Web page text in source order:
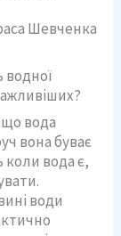
Шевченка
вода
вона буває
коли вода є,
води